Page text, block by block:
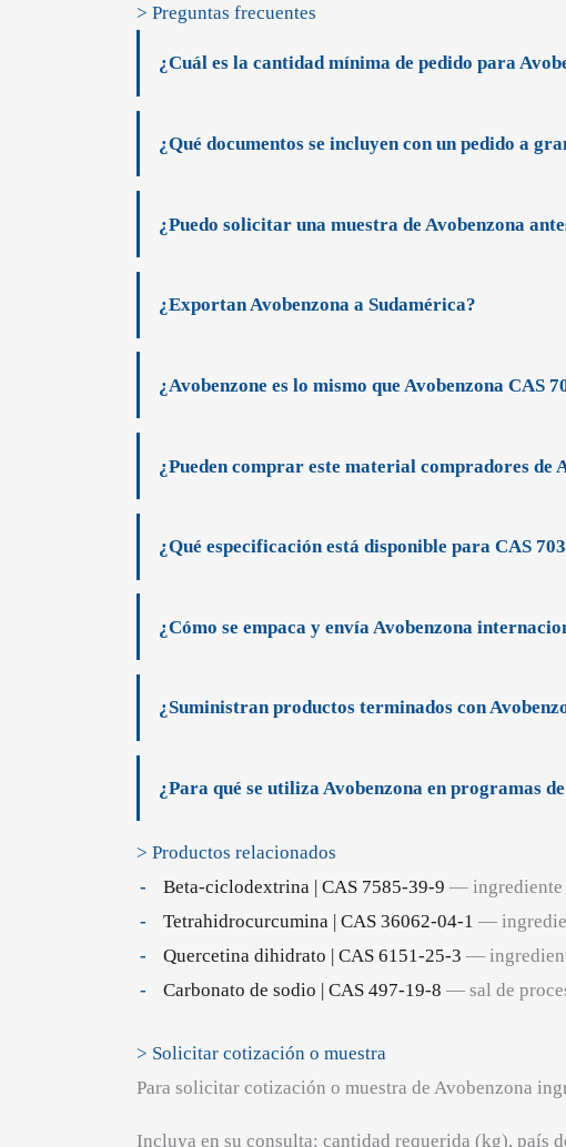
> Preguntas frecuentes
¿Cuál es la cantidad mínima de pedido para
¿Qué documentos se incluyen con un pedido a
¿Puedo solicitar una muestra de Avobenzona
¿Exportan Avobenzona a Sudamérica?
¿Avobenzone es lo mismo que Avobenzona CAS
¿Pueden comprar este material compradores de
¿Qué especificación está disponible para CAS
¿Cómo se empaca y envía Avobenzona
¿Suministran productos terminados con
¿Para qué se utiliza Avobenzona en programas
> Productos relacionados
Beta-ciclodextrina | CAS 7585-39-9 — ingrediente
Tetrahidrocurcumina | CAS 36062-04-1 —
Quercetina dihidrato | CAS 6151-25-3 —
Carbonato de sodio | CAS 497-19-8 — sal de
> Solicitar cotización o muestra
Para solicitar cotización o muestra de Avobenzona
Incluya en su consulta: cantidad requerida (kg), país